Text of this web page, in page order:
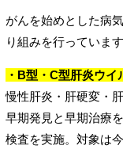
がんを始めとした病
り組みを行っています
・B型・C型肝炎ウイ
慢性肝炎・肝硬変・
早期発見と早期治療
検査を実施。対象は